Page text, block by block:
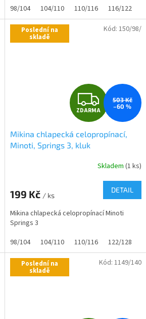
98/104
104/110 110/116 116/122
Poslední na
skladě
Z
D
A
R
M
A
ZDARMA
503 Kč
–60 %
Mikina chlapecká celopropínací,
Minoti, Springs 3, kluk
Skladem (1 ks)
199 Kč / ks
DETAIL
Mikina chlapecká celopropínací Minoti
Springs 3
98/104
104/110 110/116 122/128
Kód: 150/98/
Poslední na
skladě
Kód: 1149/140